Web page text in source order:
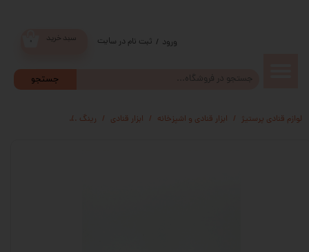
جستجو
سبد خرید ورود / ثبت نام در سایت
لوازم قنادی پرستیژ ابزار قنادی و اشپزخانه ابزار قنادی رینگ